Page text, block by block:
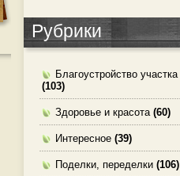
Рубрики
Благоустройство участка
(103)
Здоровье и красота(60)
Интересное (39)
Поделки, переделки (106)